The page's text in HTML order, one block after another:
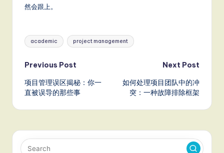
然会跟上。
Tags:
academic project management
Post
navigation
Previous Post
项目管理误区揭秘：你一
直被误导的那些事
Next Post
如何处理项目团队中的冲
突：一种故障排除框架